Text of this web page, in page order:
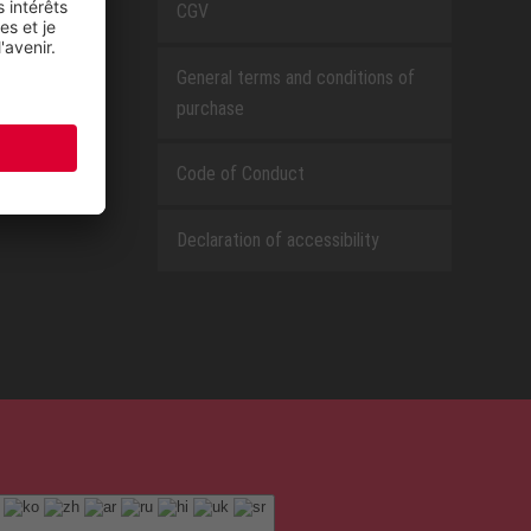
CGV
General terms and conditions of
purchase
Code of Conduct
Declaration of accessibility